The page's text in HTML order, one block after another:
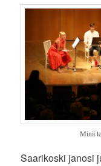
Minä
Saarikoski janosi